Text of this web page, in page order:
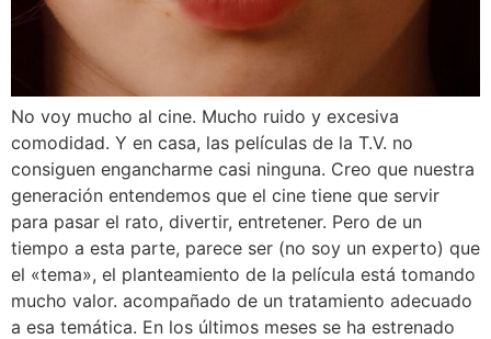
No voy mucho al cine. Mucho ruido y excesiva
comodidad. Y en casa, las películas de la T.V. no
consiguen engancharme casi ninguna. Creo que nuestra
generación entendemos que el cine tiene que servir
para pasar el rato, divertir, entretener. Pero de un
tiempo a esta parte, parece ser (no soy un experto) que
el «tema», el planteamiento de la película está tomando
mucho valor. acompañado de un tratamiento adecuado
a esa temática. En los últimos meses se ha estrenado